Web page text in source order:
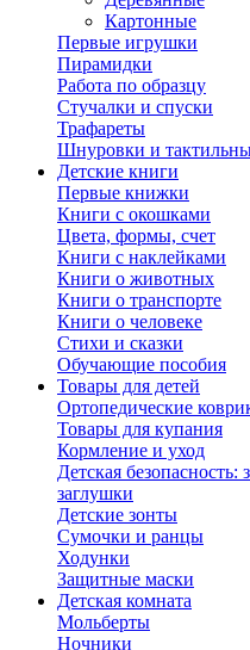
Картонные
Первые игрушки
Пирамидки
Работа по образцу
Стучалки и спуски
Трафареты
Шнуровки и
Детские книги
Первые книжки
Книги с окошками
Цвета, формы, счет
Книги с наклейками
Книги о животных
Книги о транспорте
Книги о человеке
Стихи и сказки
Обучающие пособия
Товары для детей
Ортопедические
Товары для купания
Кормление и уход
Детская
заглушки
Детские зонты
Сумочки и ранцы
Ходунки
Защитные маски
Детская комната
Мольберты
Ночники